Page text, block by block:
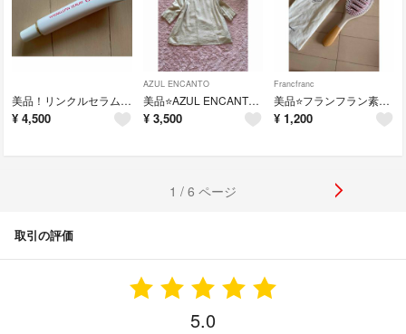
美品！リンクルセラムゴールド
¥ 4,500
AZUL ENCANTO
美品⭐️AZUL ENCANTOリネン麻混シャツ
¥ 3,500
Francfranc
美品⭐️フランフラン素敵なヘアブラシ
¥ 1,200
1 / 6 ページ
取引の評価
5.0